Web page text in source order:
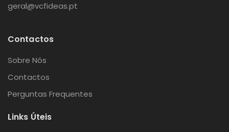
geral@vcfideas.pt
Contactos
Sobre Nós
Contactos
Perguntas Frequentes
Links Úteis